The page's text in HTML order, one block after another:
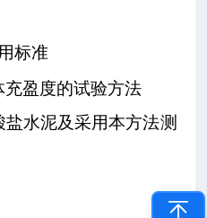
标准
盈度的试验方法
盐水泥及采用本方法测